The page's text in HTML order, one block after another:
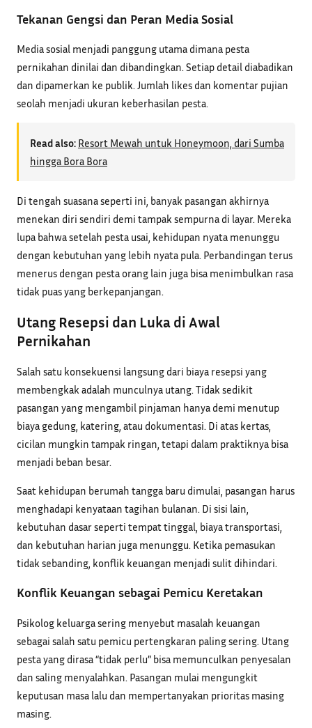
Tekanan Gengsi dan Peran Media Sosial
Media sosial menjadi panggung utama dimana pesta
pernikahan dinilai dan dibandingkan. Setiap detail diabadikan
dan dipamerkan ke publik. Jumlah likes dan komentar pujian
seolah menjadi ukuran keberhasilan pesta.
Read also: Resort Mewah untuk Honeymoon, dari Sumba
hingga Bora Bora
Di tengah suasana seperti ini, banyak pasangan akhirnya
menekan diri sendiri demi tampak sempurna di layar. Mereka
lupa bahwa setelah pesta usai, kehidupan nyata menunggu
dengan kebutuhan yang lebih nyata pula. Perbandingan terus
menerus dengan pesta orang lain juga bisa menimbulkan rasa
tidak puas yang berkepanjangan.
Utang Resepsi dan Luka di Awal
Pernikahan
Salah satu konsekuensi langsung dari biaya resepsi yang
membengkak adalah munculnya utang. Tidak sedikit
pasangan yang mengambil pinjaman hanya demi menutup
biaya gedung, katering, atau dokumentasi. Di atas kertas,
cicilan mungkin tampak ringan, tetapi dalam praktiknya bisa
menjadi beban besar.
Saat kehidupan berumah tangga baru dimulai, pasangan harus
menghadapi kenyataan tagihan bulanan. Di sisi lain,
kebutuhan dasar seperti tempat tinggal, biaya transportasi,
dan kebutuhan harian juga menunggu. Ketika pemasukan
tidak sebanding, konflik keuangan menjadi sulit dihindari.
Konflik Keuangan sebagai Pemicu Keretakan
Psikolog keluarga sering menyebut masalah keuangan
sebagai salah satu pemicu pertengkaran paling sering. Utang
pesta yang dirasa “tidak perlu” bisa memunculkan penyesalan
dan saling menyalahkan. Pasangan mulai mengungkit
keputusan masa lalu dan mempertanyakan prioritas masing
masing.